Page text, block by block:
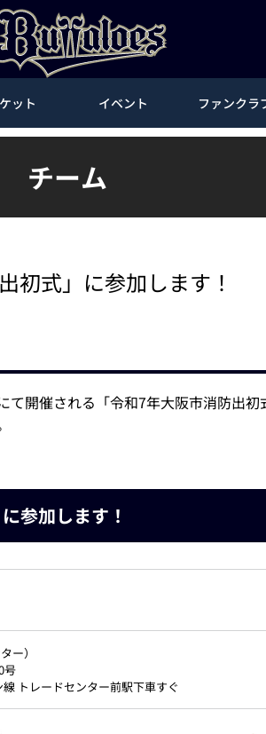
ット イベント ファンクラ
チーム
初式」に参加します！
開催される「令和7年大阪市消防出
参加します！
ー）
号
トレードセンター前駅下車すぐ